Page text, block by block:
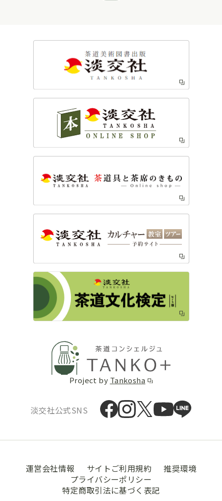
Project by Tankosha
淡交社公式SNS
運営会社情報 サイトご利用規約
推奨環境
プライバシーポリシー
特定商取引法に基づく表記